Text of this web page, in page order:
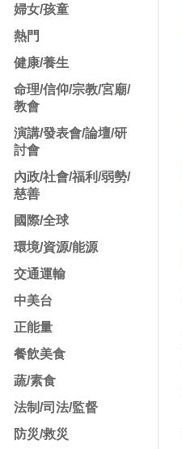
婦女/孩童
熱門
健康/養生
命理/信仰/宗教/宮廟/
教會
演講/發表會/論壇/研
討會
內政/社會/福利/弱勢/
慈善
國際/全球
環境/資源/能源
交通運輸
中美台
正能量
餐飲美食
蔬/素食
法制/司法/監督
防災/救災